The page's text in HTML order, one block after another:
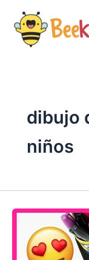
contenido
dibujo
niños